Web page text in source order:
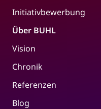
Initiativbewerbung
Über BUHL
Vision
Chronik
Referenzen
Blog